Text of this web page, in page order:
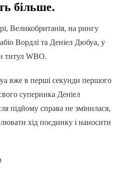
більше.
Великобританія, на рингу
Вордлі та Деніел Дюбуа, у
титул WBO.
вже в перші секунди першого
суперника Деніел
підйому справа не змінилася,
хід поєдинку і наносити